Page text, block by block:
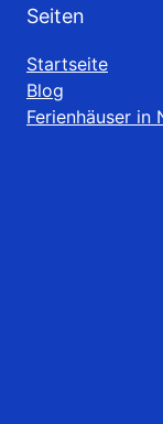
Seiten
Startseite
Blog
Ferienhäuser in